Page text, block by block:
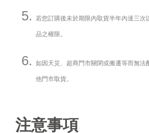
若您訂購後未於期限內取貨半年內達三
品之權限。
如因天災、超商門市關閉或搬遷等而無
他門市取貨。
注意事項